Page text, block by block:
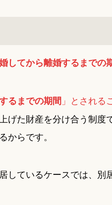
してから離婚するまでの
るまでの期間 」とされる
げた財産を分け合う制度
からです。
しているケースでは、別